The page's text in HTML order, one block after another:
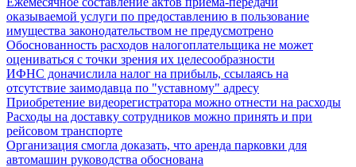
оказываемой услуги по предоставлению в пользование
имущества законодательством не предусмотрено
Обоснованность расходов налогоплательщика не может
оцениваться с точки зрения их целесообразности
ИФНС доначислила налог на прибыль, ссылаясь на
отсутствие заимодавца по "уставному" адресу
Приобретение видеорегистратора можно отнести на расходы
Расходы на доставку сотрудников можно принять и при
рейсовом транспорте
Организация смогла доказать, что аренда парковки для
автомашин руководства обоснована